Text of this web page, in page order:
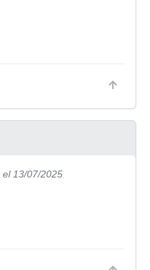
el 13/07/2025